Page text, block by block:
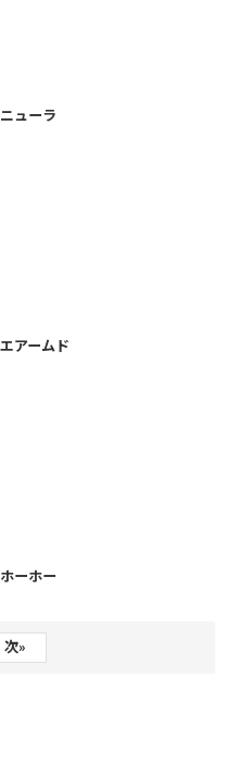
ニューラ
エアームド
ホーホー
次»